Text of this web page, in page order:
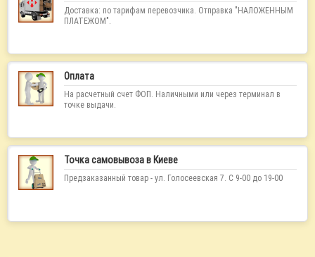
Доставка: по тарифам перевозчика. Отправка "НАЛОЖЕННЫМ
ПЛАТЕЖОМ".
Оплата
На расчетный счет ФОП. Наличными или через терминал в
точке выдачи.
Точка самовывоза в Киеве
Предзаказанный товар - ул. Голосеевская 7. С 9-00 до 19-00